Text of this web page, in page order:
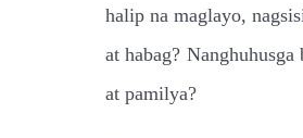
halip na maglayo,
at habag?
at pamilya?